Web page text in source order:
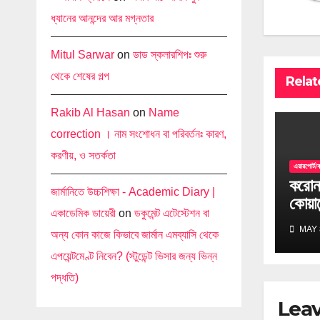
ধ্যানের আনন্দের আর মগ্নতার
Mitul Sarwar on ডাড স্কলারশিপঃ শুরু
থেকে শেষের গল্প
Rakib Al Hasan on Name
correction । নাম সংশোধন বা পরিবর্তনঃ কারণ,
করণীয়, ও সতর্কতা
জার্মানিতে উচ্চশিক্ষা - Academic Diary |
একাডেমিক ডায়েরী on ডকুমেন্ট এটেস্টেশন বা
অন্য কোন কাজে কিভাবে জার্মান এমব্যাসি থেকে
এপয়েন্টমেণ্ট নিবেন? (স্টুডেন্ট ভিসার জন্য ভিন্ন
পদ্ধতি)
এয়ারপোর্ট/